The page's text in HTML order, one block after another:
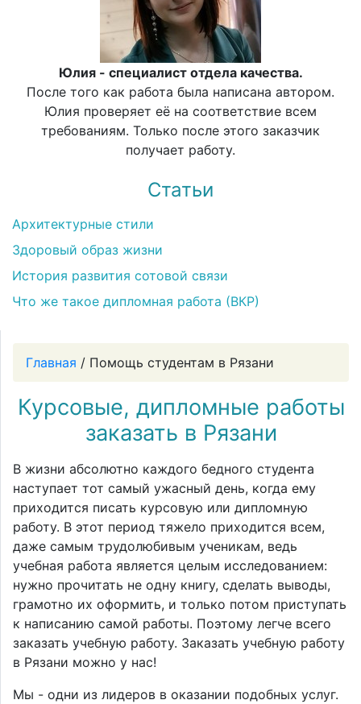
Юлия - специалист отдела качества.
После того как работа была написана автором.
Юлия проверяет её на соответствие всем
требованиям. Только после этого заказчик
получает работу.
Статьи
Архитектурные стили
Здоровый образ жизни
История развития сотовой связи
Что же такое дипломная работа (ВКР)
Главная / Помощь студентам в Рязани
Курсовые, дипломные работы
заказать в Рязани
В жизни абсолютно каждого бедного студента
наступает тот самый ужасный день, когда ему
приходится писать курсовую или дипломную
работу. В этот период тяжело приходится всем,
даже самым трудолюбивым ученикам, ведь
учебная работа является целым исследованием:
нужно прочитать не одну книгу, сделать выводы,
грамотно их оформить, и только потом приступать
к написанию самой работы. Поэтому легче всего
заказать учебную работу. Заказать учебную работу
в Рязани можно у нас!
Мы - одни из лидеров в оказании подобных услуг.